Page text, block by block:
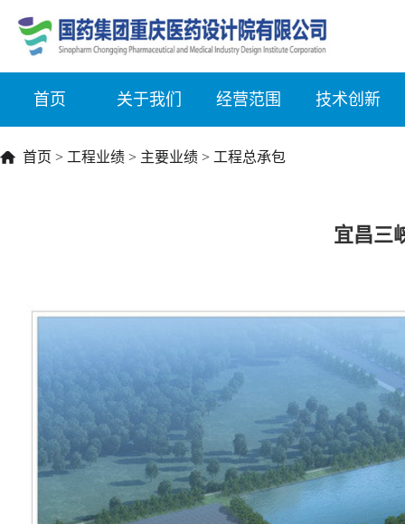
首页 关于我们 经营范围 技术创新
首页 > 工程业绩 > 主要业绩 > 工程总承包
宜昌三